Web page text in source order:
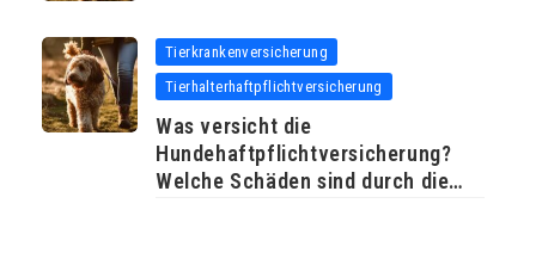
Tierkrankenversicherung
Tierhalterhaftpflichtversicherung
Was versicht die
Hundehaftpflichtversicherung?
Welche Schäden sind durch die